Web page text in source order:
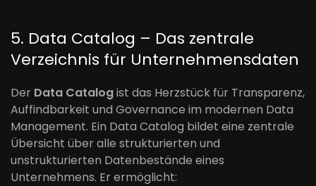
5. Data Catalog – Das zentrale
Verzeichnis für Unternehmensdaten
Der Data Catalogist das Herzstück für Transparenz,
Auffindbarkeit und Governance im modernen Data
Management. Ein Data Catalog bildet eine zentrale
Übersicht über alle strukturierten und
unstrukturierten Datenbestände eines
Unternehmens. Er ermöglicht: